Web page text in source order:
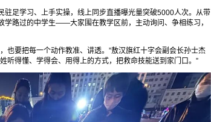
足学习、上手实操，线上同步直播曝光量突破5000人次。从带
学路过的中学生——大家围在教学区前，主动询问、争相练习，
也要把每一个动作教准、讲透。”敖汉旗红十字会副会长孙士杰
听得懂、学得会、用得上的方式，把救命技能送到家门口。”